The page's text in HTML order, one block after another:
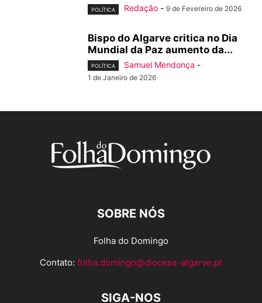
POLÍTICA Redação - 9 de Fevereiro de 2026
Bispo do Algarve critica no Dia
Mundial da Paz aumento da...
POLÍTICA Samuel Mendonça -
1 de Janeiro de 2026
SOBRE NÓS
Folha do Domingo
Contato: folha.domingo@diocese-algarve.pt
SIGA-NOS